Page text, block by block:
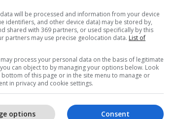
vjen në stilin “Deep House”, shumë
në të shumtën e rasteve.
krejt tjetër kësaj kënge.
will be processed and information from your device
identifiers, and other device data) may be stored by,
shared with 369 partners, or used specifically by this
partners may use precise geolocation data. List of
process your personal data on the basis of legitimate
can object to by managing your options below. Look
of this page or in the site menu to manage or
in privacy and cookie settings.
Consent
options